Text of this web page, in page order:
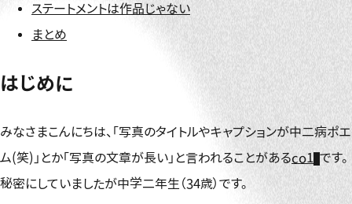
ステートメントは作品じゃない
まとめ
はじめに
みなさまこんにちは、「写真のタイトルやキャプションが中二病ポエ
ム(笑)」とか「写真の文章が長い」と言われることがあるco1
です。
秘密にしていましたが中学二年生（34歳）です。